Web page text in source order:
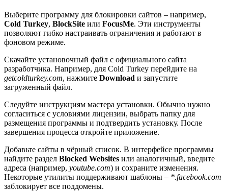
Выберите программу для блокировки сайтов – например,
Cold Turkey, BlockSite или FocusMe. Эти инструменты
позволяют гибко настраивать ограничения и работают в
фоновом режиме.
Скачайте установочный файл с официального сайта
разработчика. Например, для Cold Turkey перейдите на
getcoldturkey.com, нажмите Download и запустите
загруженный файл.
Следуйте инструкциям мастера установки. Обычно нужно
согласиться с условиями лицензии, выбрать папку для
размещения программы и подтвердить установку. После
завершения процесса откройте приложение.
Добавьте сайты в чёрный список. В интерфейсе программы
найдите раздел Blocked Websites или аналогичный, введите
адреса (например, youtube.com) и сохраните изменения.
Некоторые утилиты поддерживают шаблоны – *.facebook.com
заблокирует все поддомены.